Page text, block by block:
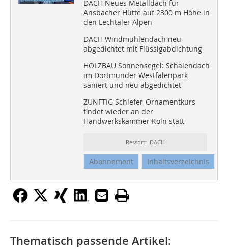
DACH Neues Metalldach für
Ansbacher Hütte auf 2300 m Höhe in
den Lechtaler Alpen
DACH Windmühlendach neu
abgedichtet mit Flüssigabdichtung
HOLZBAU Sonnensegel: Schalendach
im Dortmunder Westfalenpark
saniert und neu abgedichtet
ZÜNFTIG Schiefer-Ornamentkurs
findet wieder an der
Handwerkskammer Köln statt
Ressort: DACH
Abonnement Inhaltsverzeichnis
Thematisch passende Artikel: